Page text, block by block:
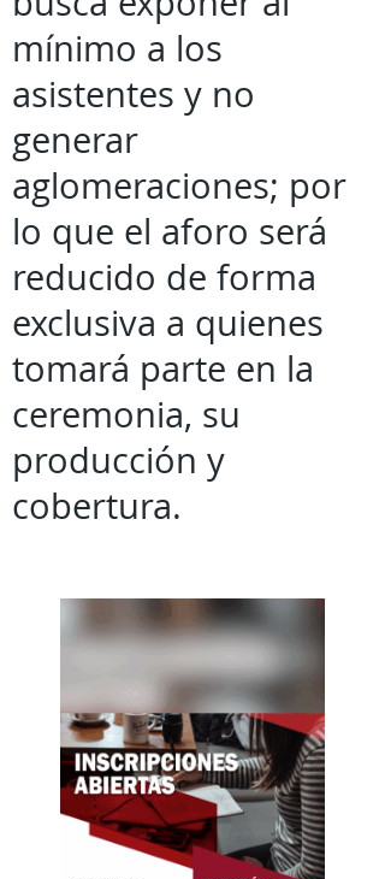
mínimo a los
asistentes y no
generar
aglomeraciones; por
lo que el aforo será
reducido de forma
exclusiva a quienes
tomará parte en la
ceremonia, su
producción y
cobertura.